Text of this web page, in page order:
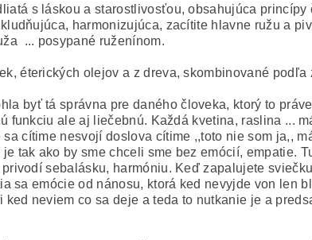
s láskou a starostlivosťou, obsahujúca
harmonizujúca, zacítite hlavne ružu a
... posypané ruženínom.
éterických olejov a z dreva, skombinované
byť tá správna pre daného človeka, ktorý to
ale aj liečebnú. Každá kvetina, raslina ...
cítime nesvojí doslova cítime ,,toto nie som ja,,
tak ako by sme chceli sme bez emócií, empatie.
sebalásku, harmóniu. Keď zapalujete
sa emócie od nánosu, ktorá ked nevyjde von len
neviem co sa deje a teda to nutkanie je a